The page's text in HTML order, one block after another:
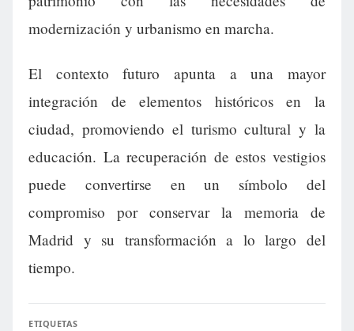
modernización y urbanismo en marcha.
El contexto futuro apunta a una mayor
integración de elementos históricos en la
ciudad, promoviendo el turismo cultural y la
educación. La recuperación de estos vestigios
puede convertirse en un símbolo del
compromiso por conservar la memoria de
Madrid y su transformación a lo largo del
tiempo.
ETIQUETAS